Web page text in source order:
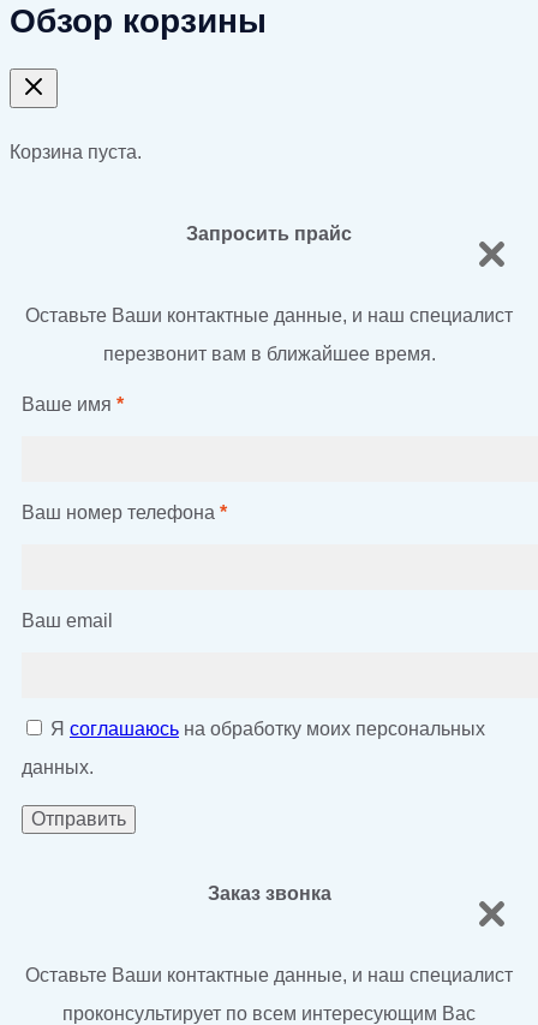
Обзор корзины
Корзина пуста.
Запросить прайс
Оставьте Ваши контактные данные, и наш специалист
перезвонит вам в ближайшее время.
Ваше имя *
Ваш номер телефона *
Ваш email
Я соглашаюсь на обработку моих персональных
данных.
Заказ звонка
Оставьте Ваши контактные данные, и наш специалист
проконсультирует по всем интересующим Вас